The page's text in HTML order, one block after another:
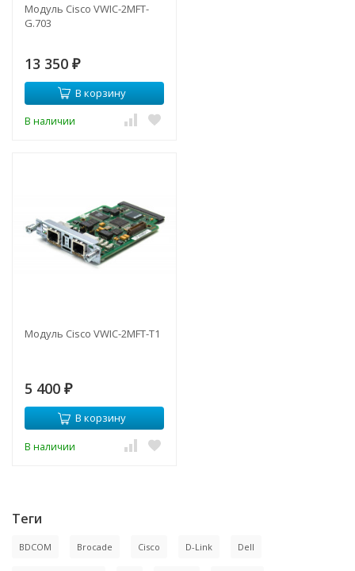
Модуль Cisco VWIC-2MFT-
G.703
13 350 ₽
В корзину
В наличии
Модуль Cisco VWIC-2MFT-T1
5 400 ₽
В корзину
В наличии
Теги
BDCOM Brocade Cisco D-Link Dell